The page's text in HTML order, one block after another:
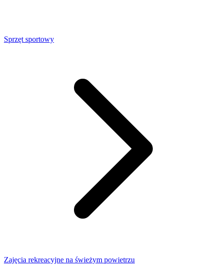
Sprzęt sportowy
Zajęcia rekreacyjne na świeżym powietrzu